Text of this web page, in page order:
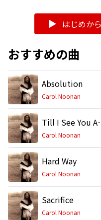
はじめか
おすすめの曲
Absolution
Carol Noonan
Till I
Carol Noonan
Hard Way
Carol Noonan
Sacrifice
Carol Noonan